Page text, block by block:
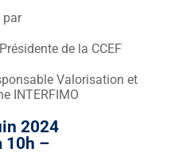
par
de la CCEF
Valorisation et
INTERFIMO
2024
10h –